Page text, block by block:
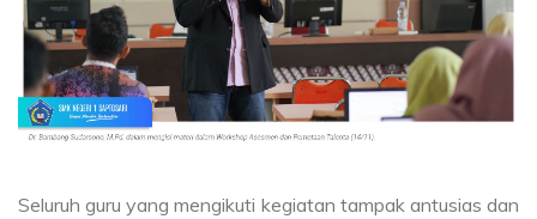
Seluruh guru yang mengikuti kegiatan tampak antusias dan